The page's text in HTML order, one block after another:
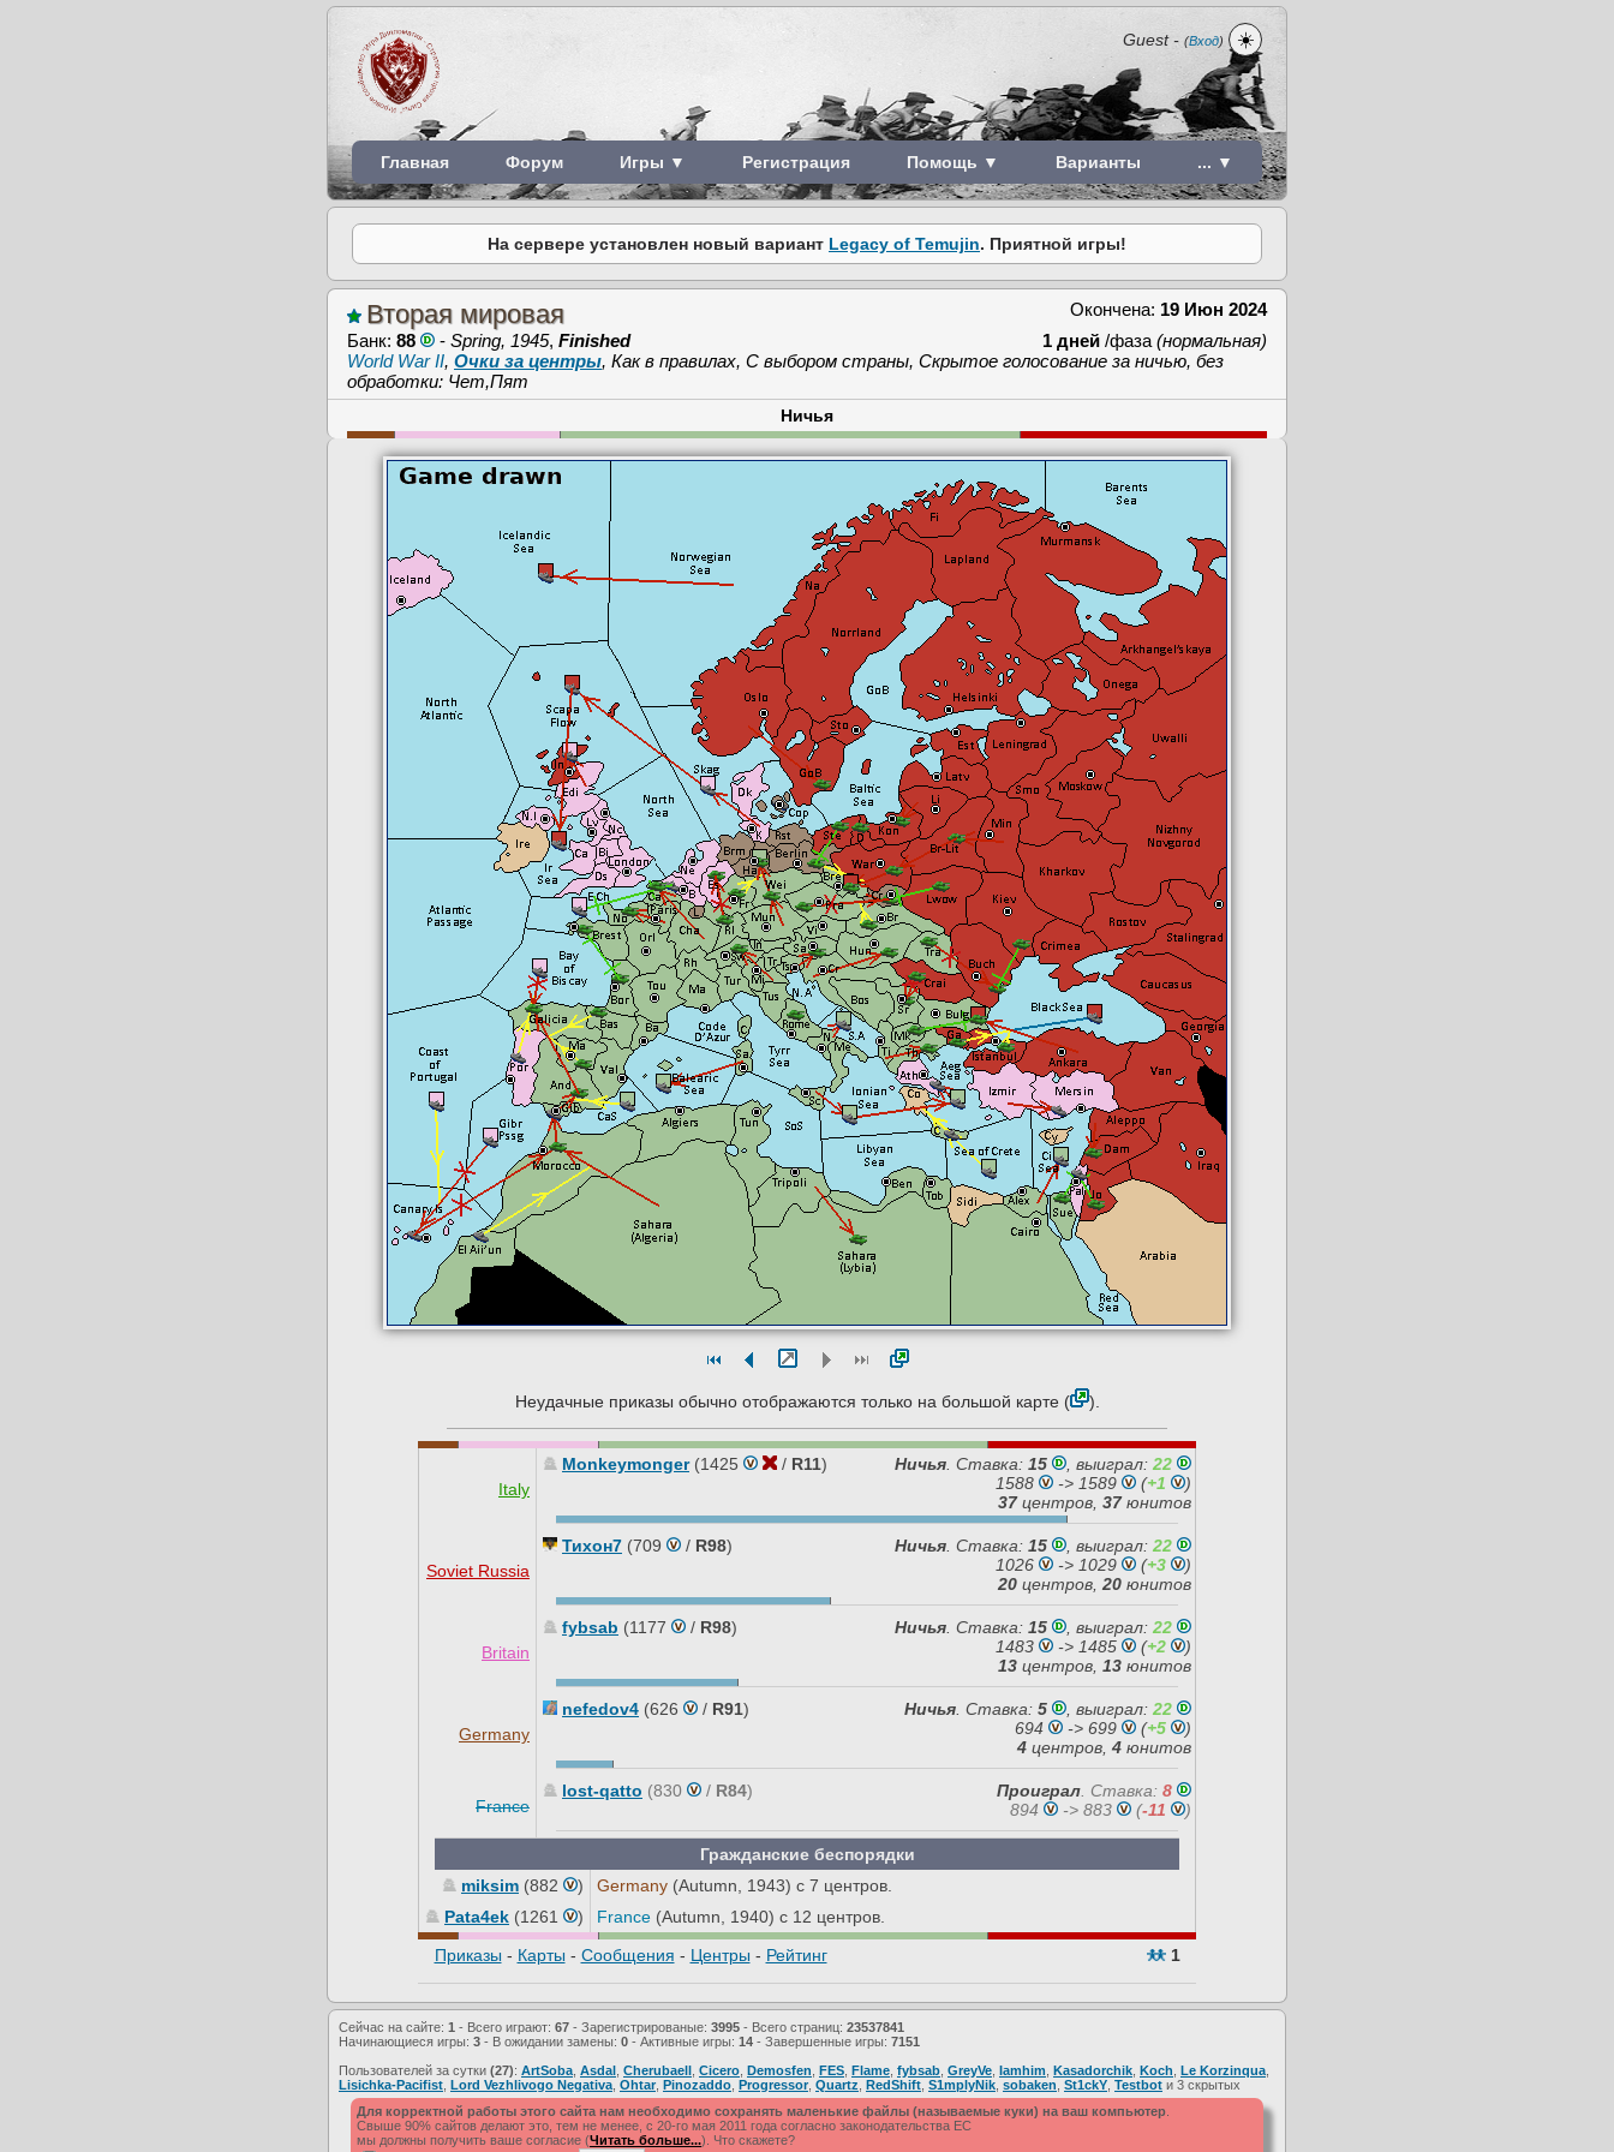
Guest- (Вход) ☀️
Главная Форум Игры ▼ Регистрация Помощь ▼ Варианты ... ▼
На сервере установлен новый вариант Legacy of Temujin. Приятной игры!
Окончена: 19 Июн 2024
Вторая мировая
1 дней /фаза (нормальная)
Банк: 88 - Spring, 1945, Finished
World War II, Очки за центры, Как в правилах, С выбором страны, Скрытое голосование за ничью, без
обработки: Чет,Пят
Ничья
Неудачные приказы обычно отображаются только на большой карте ( ).
Italy
Monkeymonger (1425 / R11) Ничья Ставка: 15 , выиграл: 22
1588
-> 1589 (+1
)
37центров, 37юнитов
Soviet Russia
Тихон7 (709 / R98) Ничья Ставка: 15 , выиграл: 22
1026
-> 1029 (+3
)
20 центров, 20 юнитов
Britain
fybsab (1177 / R98) Ничья Ставка: 15 , выиграл: 22
1483
-> 1485 (+2
)
13 центров, 13 юнитов
Germany
nefedov4 (626 / R91) Ничья Ставка: 5 , выиграл: 22
694
-> 699 (+5
)
4 центров, 4 юнитов
France
lost-qatto (830 / R84) Проиграл Ставка: 8
894
-> 883 (-11 )
Гражданские беспорядки
miksim (882 ) Germany (Autumn, 1943) с 7 центров.
Pata4ek (1261 ) France (Autumn, 1940) с 12 центров.
Приказы - Карты - Сообщения - Центры - Рейтинг 1
Сейчас на сайте: 1 - Всего играют: 67 - Зарегистрированые: 3995 - Всего страниц: 23537841
Начинающиеся игры: 3 - В ожидании замены: 0 - Активные игры: 14 - Завершенные игры: 7151
Пользователей за сутки (27): ArtSoba Asdal Cherubaell Cicero Demosfen FES Flame fybsab GreyVe Iamhim Kasadorchik Koch Le Korzinqua
Lisichka-Pacifist Lord Vezhlivogo Negativa Ohtar, Pinozaddo Progressor, Quartz RedShift S1mplyNik sobaken St1ckY Testbot и 3 скрытых
Для корректной работы этого сайта нам необходимо сохранять маленькие файлы (называемые куки) на ваш компьютер
Свыше 90% сайтов делают это, тем не менее, с 20-го мая 2011 года согласно законодательства ЕС
мы должны получить ваше согласие (Читать больше...). Что скажете?